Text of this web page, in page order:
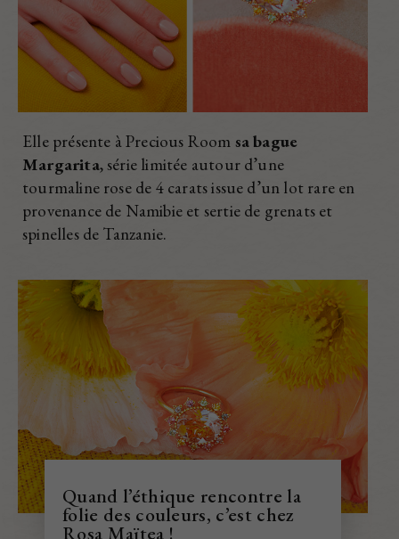
Elle présente à Precious Room sa bague
Margarita, série limitée autour d’une
tourmaline rose de 4 carats issue d’un lot rare en
provenance de Namibie et sertie de grenats et
spinelles de Tanzanie.
Quand l’éthique rencontre la
folie des couleurs, c’est chez
Rosa Maïtea !